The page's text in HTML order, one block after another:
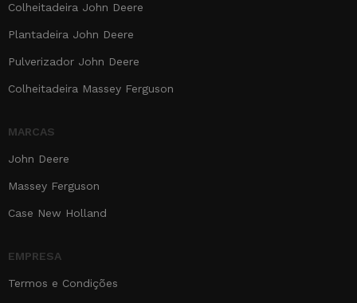
Colheitadeira John Deere
Plantadeira John Deere
Pulverizador John Deere
Colheitadeira Massey Ferguson
MARCAS
John Deere
Massey Ferguson
Case New Holland
EMPRESA
Termos e Condições